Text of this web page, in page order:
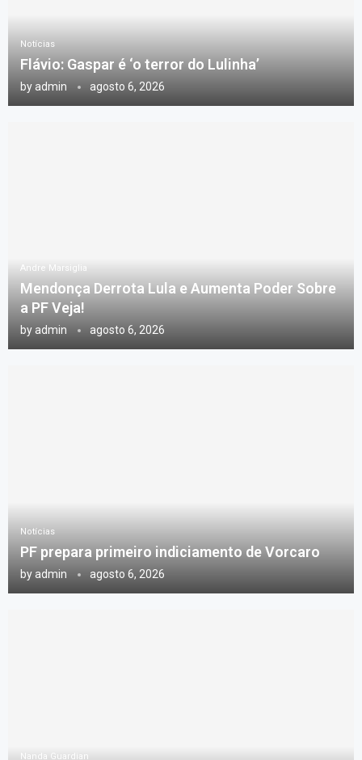
Notícias
Flávio: Gaspar é ‘o terror do Lulinha’
by admin agosto 6, 2026
Andre Marsiglia
Mendonça Derrota Lula e Aumenta Poder Sobre
a PF Veja!
byadmin agosto 6, 2026
Notícias
PF prepara primeiro indiciamento de Vorcaro
by admin agosto 6, 2026
Nanda Guardian